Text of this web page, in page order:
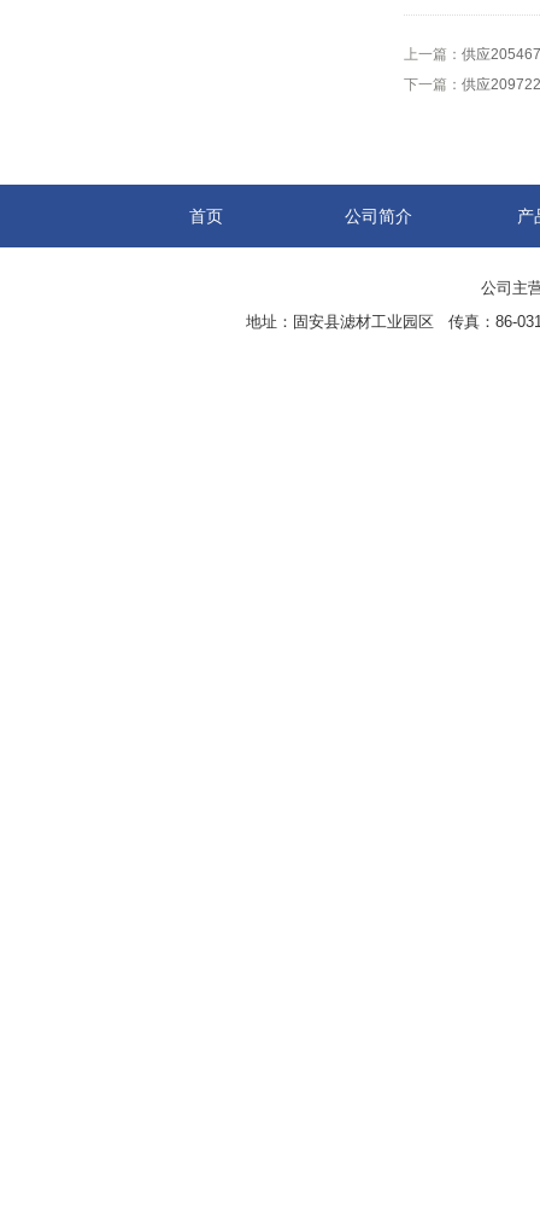
上一篇： 供应
下一篇： 供应
首页 公司简介 产
公司主
地址：固安县滤材工业园区 传真：86-